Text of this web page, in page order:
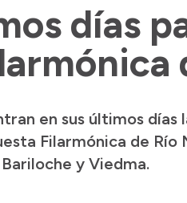
días
en sus últimos
Filarmónica de
y Viedma.